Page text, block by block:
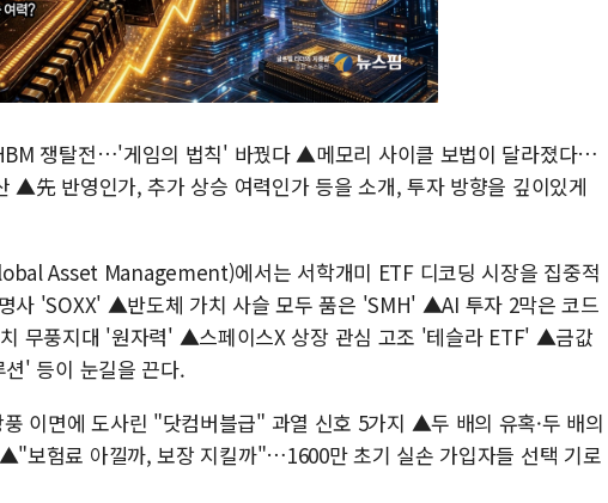
쟁탈전…'게임의 법칙' 바꿨다 ▲메모리 사이클 보법이 달라졌다…
▲先 반영인가, 추가 상승 여력인가 등을 소개, 투자 방향을 깊이있게
Asset Management)에서는 서학개미 ETF 디코딩 시장을 집중적
사 'SOXX' ▲반도체 가치 사슬 모두 품은 'SMH' ▲AI 투자 2막은 코드
무풍지대 '원자력' ▲스페이스X 상장 관심 고조 '테슬라 ETF' ▲금값
' 등이 눈길을 끈다.
이면에 도사린 "닷컴버블급" 과열 신호 5가지 ▲두 배의 유혹·두 배의
보험료 아낄까, 보장 지킬까"…1600만 초기 실손 가입자들 선택 기로